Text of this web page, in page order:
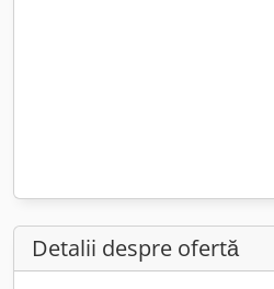
Detalii despre ofertă